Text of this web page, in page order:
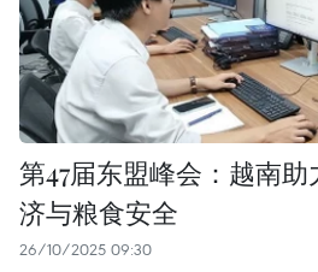
第47届东盟峰会：越南
济与粮食安全
26/10/2025 09:30